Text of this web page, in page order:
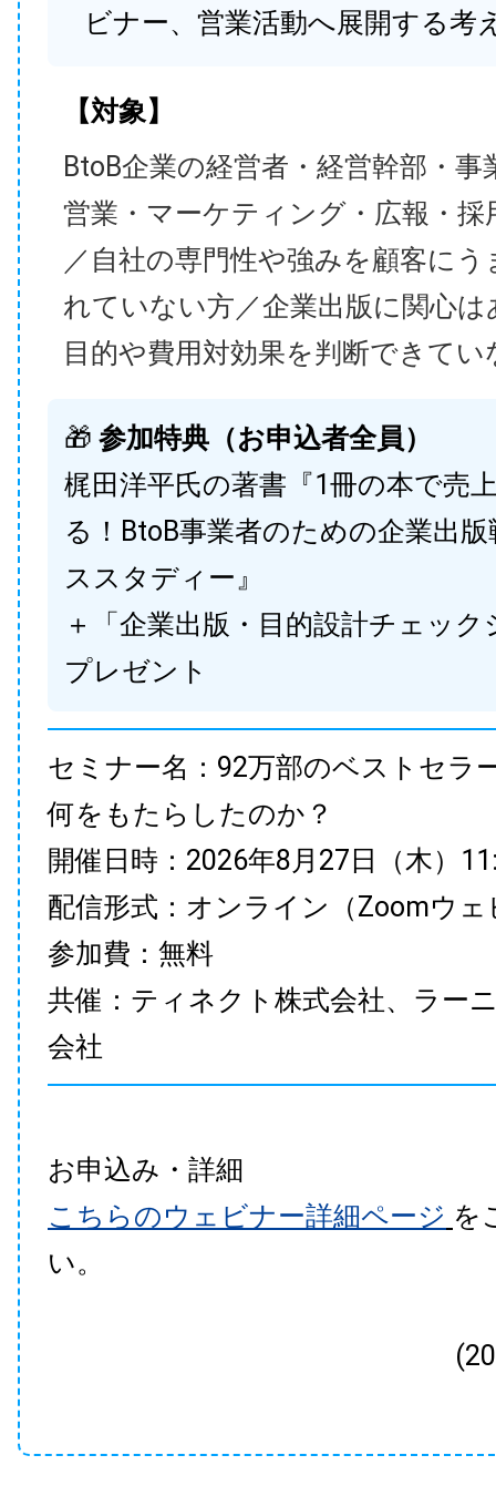
ビナー、営業活動へ展開する考
【対象】
BtoB企業の経営者・経営幹部・事
営業・マーケティング・広報・採
／自社の専門性や強みを顧客に
れていない方／企業出版に関心
目的や費用対効果を判断できてい
🎁 参加特典（お申込者全員）
梶田洋平氏の著書『1冊の本で売
る！BtoB事業者のための企業出
ススタディー』
＋「企業出版・目的設計チェック
プレゼント
セミナー名：92万部のベストセラ
何をもたらしたのか？
開催日時：2026年8月27日（木）
配信形式：オンライン（Zoomウェ
参加費：無料
共催：ティネクト株式会社、ラー
会社
お申込み・詳細
こちらのウェビナー詳細ページ を
い。